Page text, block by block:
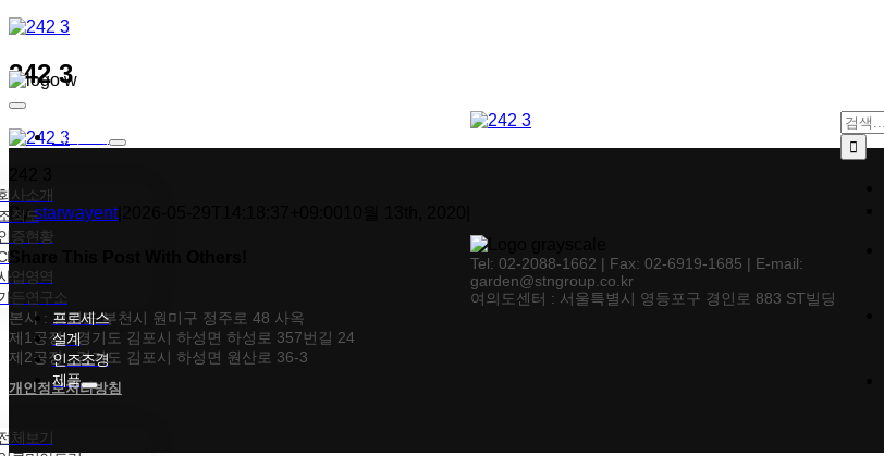
콘텐츠로
Toggle
Navigation회사소개
사소개
직도
증현황
업영역
든연구소
프로세스
설계
인조조경
제품
체보기
242 3
Bystarwayent|
Facebook
X
Tumblr
Pinterest
이메일
검색:
Tel: 02-2088-1662 | Fax: 02-6919-1685 | E-mail:
garden@stngroup.co.kr
여의도센터 : 서울특별시 영등포구 경인로 883 ST빌딩
본사 : 경기도 부천시 원미구 정주로 48 사옥
제1공장 : 경기도 김포시 하성면 하성로 357번길 24
제2공장 : 경기도 김포시 하성면 원산로 36-3
개인정보처리방침